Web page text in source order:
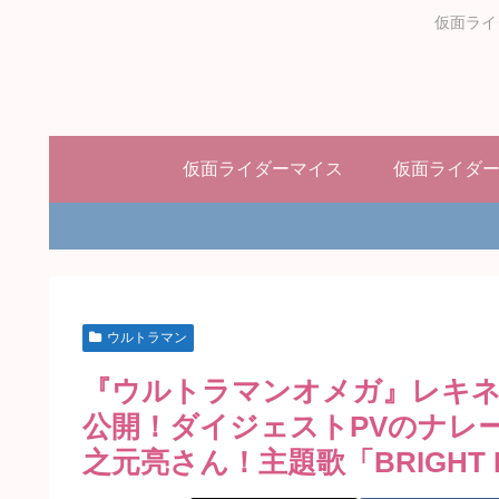
仮面ラ
仮面ライダーマイス 仮面ライダ
ウルトラマン
『ウルトラマンオメガ』レキ
公開！ダイジェストPVのナレ
之元亮さん！主題歌「BRIGHT